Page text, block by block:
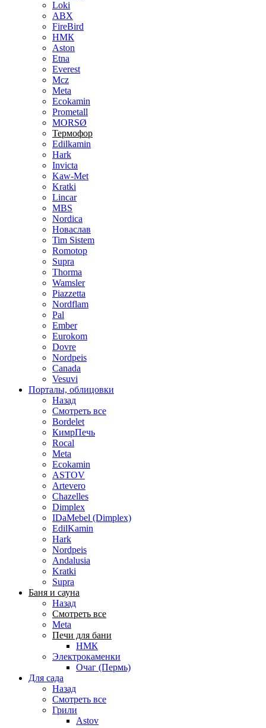
Loki
ABX
FireBird
НМК
Aston
Etna
Everest
Mcz
Meta
Ecokamin
Prometall
MORSØ
Термофор
Edilkamin
Hark
Invicta
Kaw-Met
Kratki
Lincar
MBS
Nordica
Новаслав
Tim Sistem
Romotop
Supra
Thorma
Wamsler
Piazzetta
Nordflam
Pal
Ember
Eurokom
Dovre
Nordpeis
Canada
Vesuvi
Порталы, облицовки
Назад
Смотреть все
Bordelet
КимрПечь
Rocal
Meta
Ecokamin
ASTOV
Artevero
Chazelles
Dimplex
IDaMebel (Dimplex)
EdilKamin
Hark
Nordpeis
Andalusia
Kratki
Supra
Баня и сауна
Назад
Смотреть все
Meta
Печи для бани
НМК
Электрокаменки
Очаг (Пермь)
Для сада
Назад
Смотреть все
Грили
Astov